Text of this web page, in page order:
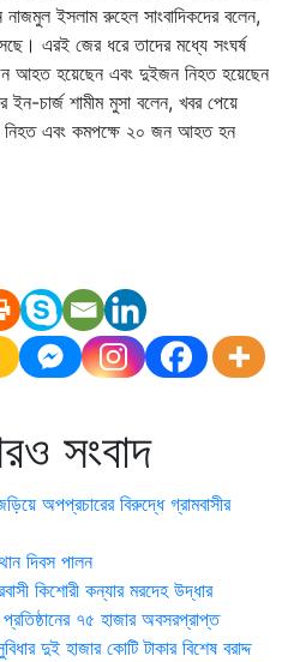
নাজমুল ইসলাম রুহেল সাংবাদিকদের বলেন,
এরই জের ধরে তাদের মধ্যে সংঘর্ষ
আহত হয়েছেন এবং দুইজন নিহত হয়েছেন
ইন-চার্জ শামীম মুসা বলেন, খবর পেয়ে
নিহত এবং কমপক্ষে ২০ জন আহত হন
সংবাদ
অপপ্রচারের বিরুদ্ধে গ্রামবাসীর
দিবস পালন
কিশোরী কন্যার মরদেহ উদ্ধার
৭৫ হাজার অবসরপ্রাপ্ত
দুই হাজার কোটি টাকার বিশেষ বরাদ্দ